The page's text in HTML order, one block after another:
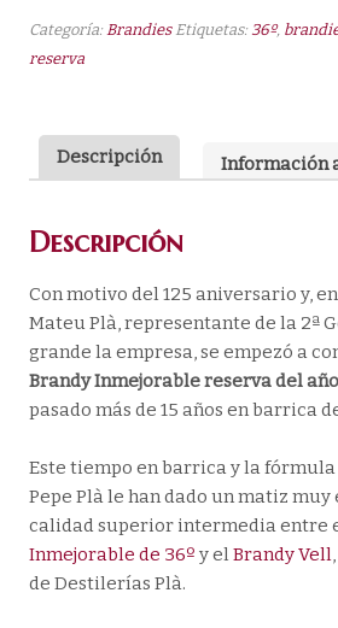
2000
L
cantidad
Categoría: Brandies Etiquetas: 36º,
reserva
Descripción Información
Descripción
Con motivo del 125 aniversario y,
Mateu Plà, representante de la 2ª
grande la empresa, se empezó a
Brandy Inmejorable reserva del
pasado más de 15 años en barrica
Este tiempo en barrica y la
Pepe Plà le han dado un matiz muy
calidad superior intermedia entre
Inmejorable de 36º y elBrandy Vell
de Destilerías Plà.